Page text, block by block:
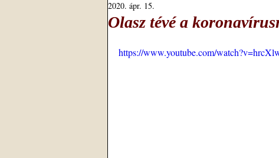
Olasz tévé a
2020. ápr. 15.
https://www.youtube.com/